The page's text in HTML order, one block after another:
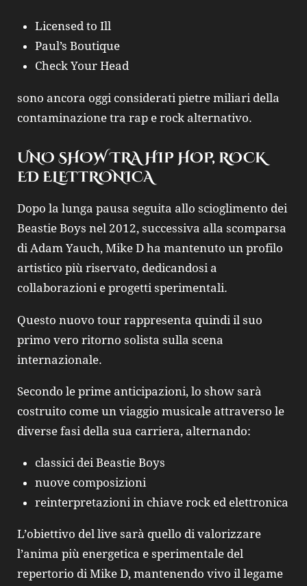
Licensed to Ill
Paul’s Boutique
Check Your Head
sono ancora oggi considerati pietre miliari della
contaminazione tra rap e rock alternativo.
UNO SHOW TRA HIP HOP, ROCK
ED ELETTRONICA
Dopo la lunga pausa seguita allo scioglimento dei
Beastie Boys nel 2012, successiva alla scomparsa
di Adam Yauch, Mike D ha mantenuto un profilo
artistico più riservato, dedicandosi a
collaborazioni e progetti sperimentali.
Questo nuovo tour rappresenta quindi il suo
primo vero ritorno solista sulla scena
internazionale.
Secondo le prime anticipazioni, lo show sarà
costruito come un viaggio musicale attraverso le
diverse fasi della sua carriera, alternando:
classici dei Beastie Boys
nuove composizioni
reinterpretazioni in chiave rock ed elettronica
L’obiettivo del live sarà quello di valorizzare
l’anima più energetica e sperimentale del
repertorio diMike D, mantenendo vivo il legame